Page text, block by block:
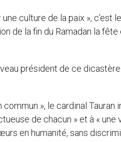
culture de la paix », c’est
de la fin du Ramadan la fête
président de ce
», le cardinal Tauran
de chacun » et à «
en humanité, sans